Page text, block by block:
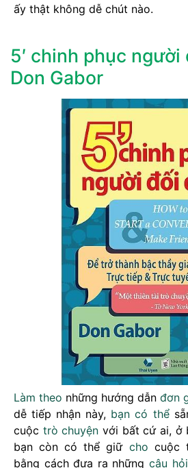
ấy thật không dễ chút nào.
5′ chinh phục
Don Gabor
Làm theo những hướng dẫn đơn
dễ tiếp nhận này, bạn có thể
cuộc trò chuyện với bất cứ ai, ở
bạn còn có thể giữ cho cuộc
bằng cách đưa ra những câu hỏi